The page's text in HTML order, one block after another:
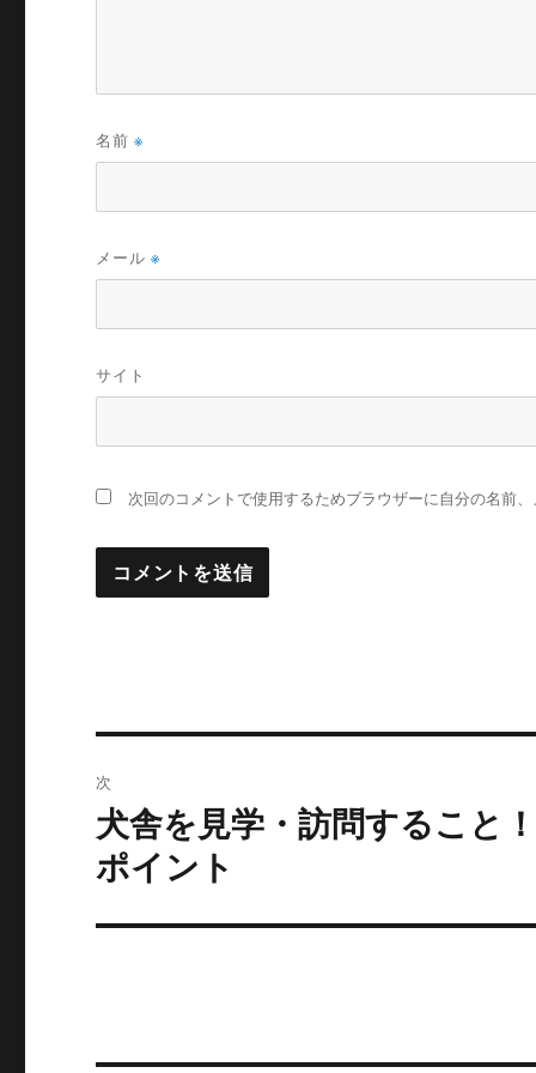
名前※
メール※
サイト
次回のコメントで使用するためブラウザーに自分の名前
稿
ナ
シ
次
次
の
投
稿:
犬舎を見学・訪問すること
ポイント